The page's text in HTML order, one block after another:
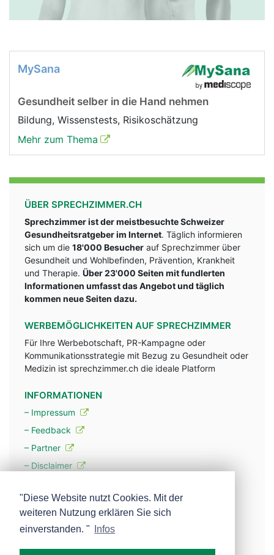
MySana
Gesundheit selber in die Hand nehmen
Bildung, Wissenstests, Risikoschätzung
Mehr zum Thema
ÜBER SPRECHZIMMER.CH
Sprechzimmer ist der meistbesuchte Schweizer
Gesundheitsratgeber im Internet. Täglich informieren
sich um die 18'000 Besucher auf Sprechzimmer über
Gesundheit und Wohlbefinden, Prävention, Krankheit
und Therapie. Über 23'000 Seiten mit fundlerten
Informationen umfasst das Angebot und täglich
kommen neue Seiten dazu.
WERBEMÖGLICHKEITEN AUF SPRECHZIMMER
Für Ihre Werbebotschaft, PR-Kampagne oder
Kommunikationsstrategie mit Bezug zu Gesundheit oder
Medizin ist sprechzimmer.ch die ideale Platform
INFORMATIONEN
– Impressum
– Feedback
– Partner
– Disclaimer
– Werbung
– Mehr über unsere Experten
"Diese Website nutzt Cookies. Mit der
weiteren Nutzung erklären Sie sich
einverstanden. "
Infos